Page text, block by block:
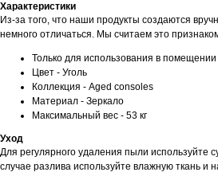
Характеристики
Из-за того, что наши продукты создаются
немного отличаться. Мы считаем это
Только для использования в помещении
Цвет - Уголь
Коллекция - Aged consoles
Материал - Зеркало
Максимальный вес - 53 кг
Уход
Для регулярного удаления пыли используйте
случае разлива используйте влажную ткань и